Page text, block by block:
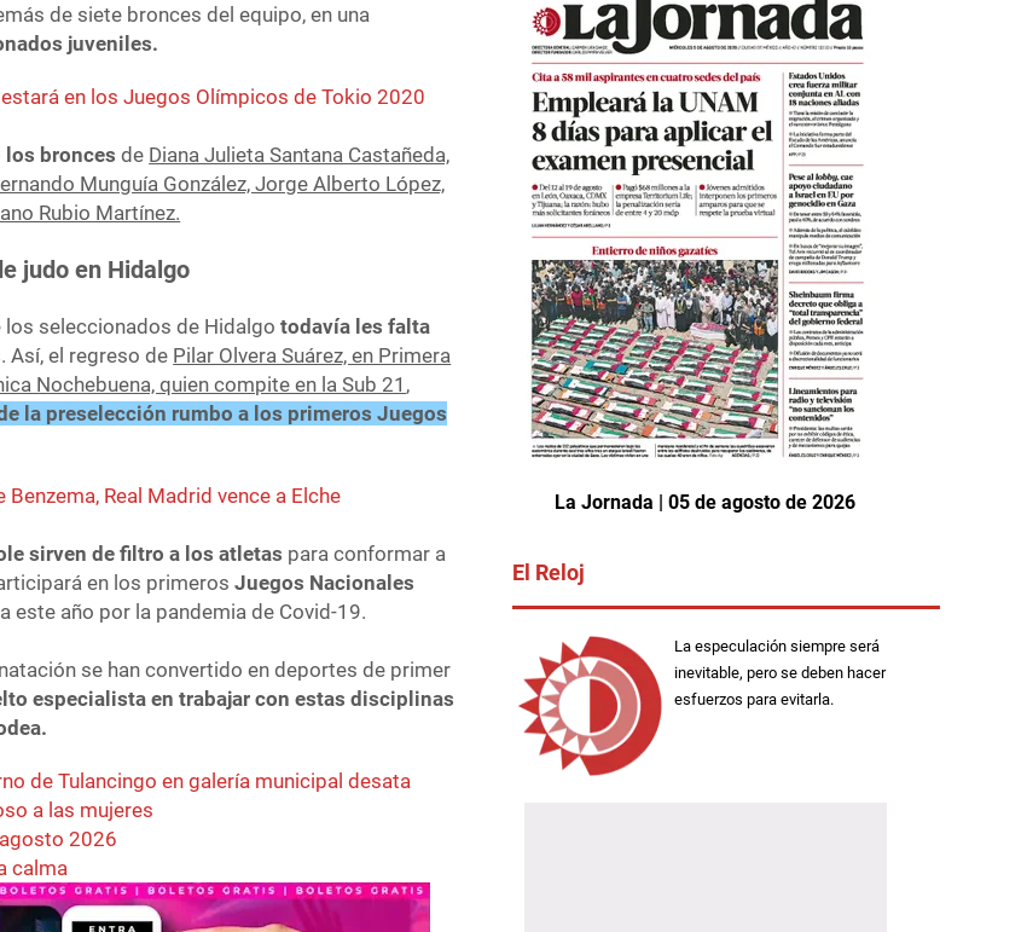
de siete bronces del equipo, en una
juveniles.
en los Juegos Olímpicos de Tokio 2020
los bronces de Diana Julieta Santana Castañeda,
Munguía González, Jorge Alberto López,
Rubio Martínez.
judo en Hidalgo
seleccionados de Hidalgo todavía les falta
. Así, el regreso de Pilar Olvera Suárez, en Primera
Nochebuena, quien compite en la Sub 21 ,
la preselección rumbo a los primeros Juegos
Benzema, Real Madrid vence a Elche
sirven de filtro a los atletas para conformar a
en los primerosJuegos Nacionales
este año por la pandemia de Covid-19.
se han convertido en deportes de primer
especialista en trabajar con estas disciplinas
de Tulancingo en galería municipal desata
a las mujeres
2026
calma
La Jornada | 05 de agosto de 2026
El Reloj
La especulación siempre será
inevitable, pero se deben hacer
esfuerzos para evitarla.